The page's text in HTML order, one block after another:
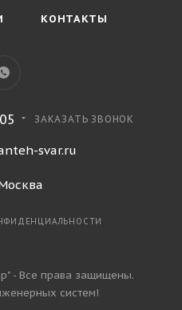
КОНТАКТЫ
ЗАКАЗАТЬ ЗВОНОК
svar.ru
- Все права защищены.
систем!